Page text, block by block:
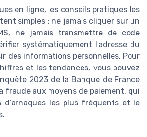
en ligne, les conseils pratiques les
simples : ne jamais cliquer sur un
ne jamais transmettre de code
systématiquement l’adresse du
des informations personnelles. Pour
et les tendances, vous pouvez
2023 de la Banque de France
fraude aux moyens de paiement, qui
d’arnaques les plus fréquents et le